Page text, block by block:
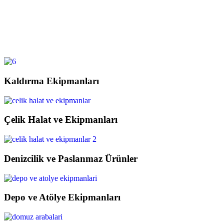
Kaldırma Ekipmanları
Çelik Halat ve Ekipmanları
Denizcilik ve Paslanmaz Ürünler
Depo ve Atölye Ekipmanları